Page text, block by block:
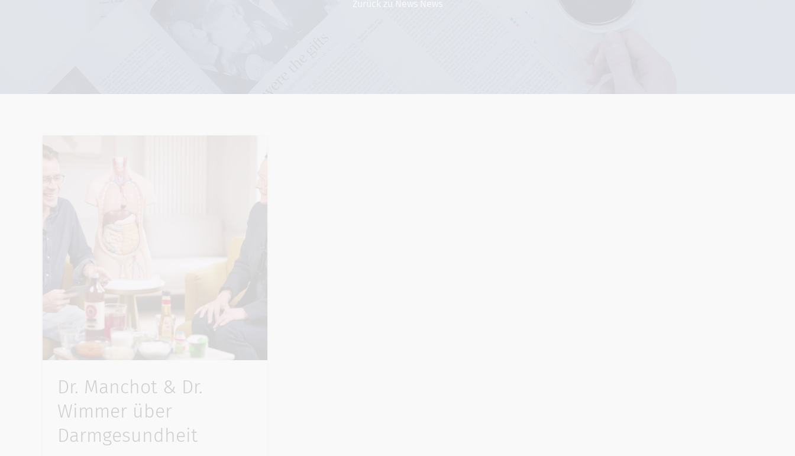
Zurück zu News News
Dr. Manchot & Dr.
Wimmer über
Darmgesundheit